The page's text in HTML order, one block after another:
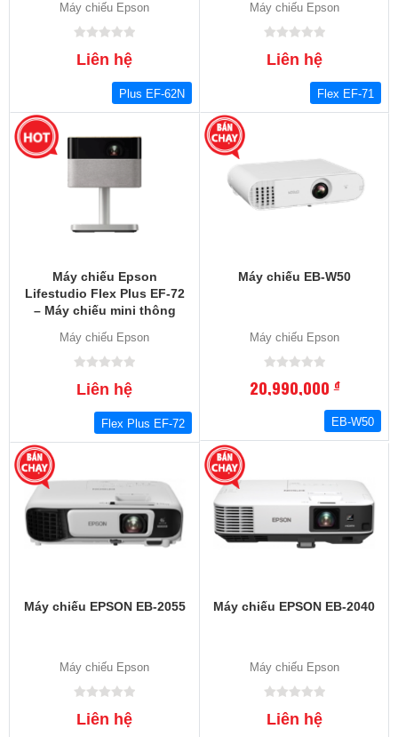
Sound by Bose
Máy chiếu Epson
Liên hệ
Plus EF-62N
Bose
Máy chiếu Epson
Liên hệ
Flex EF-71
Máy chiếu Epson
Lifestudio Flex Plus EF-72
– Máy chiếu mini thông
Sound by Bose
Máy chiếu Epson
Liên hệ
Flex Plus EF-72
Máy chiếu EB-W50
Máy chiếu Epson
20,990,000đ
EB-W50
Máy chiếu EPSON EB-2055
Máy chiếu Epson
Liên hệ
Máy chiếu EPSON EB-2040
Máy chiếu Epson
Liên hệ